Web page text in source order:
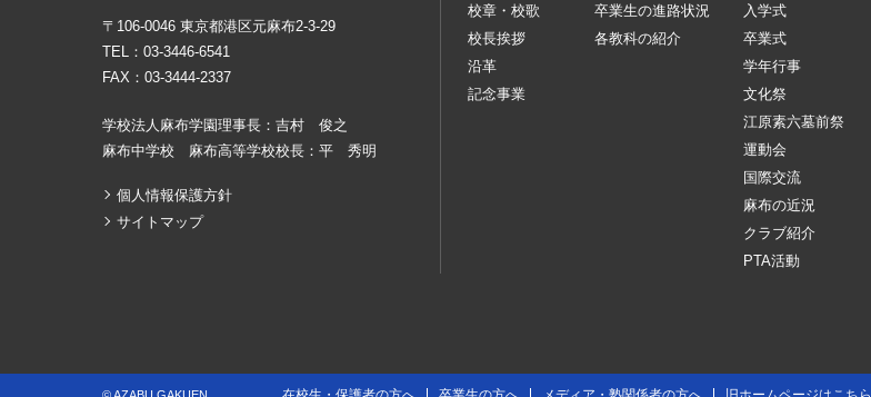
〒106-0046 東京都港区元麻布2-3-29
TEL：03-3446-6541
FAX：03-3444-2337
学校法人麻布学園理事長：吉村 俊之
麻布中学校 麻布高等学校校長：平 秀明
個人情報保護方針
サイトマップ
校章・校歌
校長挨拶
沿革
記念事業
卒業生の進路状況
各教科の紹介
入学式
卒業式
学年行事
文化祭
江原素六墓前祭
運動会
国際交流
麻布の近況
クラブ紹介
PTA活動
© AZABU GAKUEN.